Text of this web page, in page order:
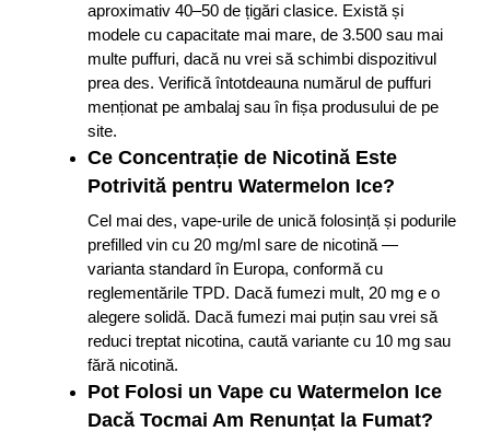
aproximativ 40–50 de țigări clasice. Există și
modele cu capacitate mai mare, de 3.500 sau mai
multe puffuri, dacă nu vrei să schimbi dispozitivul
prea des. Verifică întotdeauna numărul de puffuri
menționat pe ambalaj sau în fișa produsului de pe
site.
Ce Concentrație de Nicotină Este
Potrivită pentru Watermelon Ice?
Cel mai des, vape-urile de unică folosință și podurile
prefilled vin cu 20 mg/ml sare de nicotină —
varianta standard în Europa, conformă cu
reglementările TPD. Dacă fumezi mult, 20 mg e o
alegere solidă. Dacă fumezi mai puțin sau vrei să
reduci treptat nicotina, caută variante cu 10 mg sau
fără nicotină.
Pot Folosi un Vape cu Watermelon Ice
Dacă Tocmai Am Renunțat la Fumat?